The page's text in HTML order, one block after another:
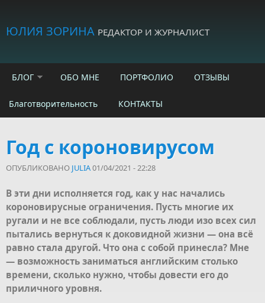
ЮЛИЯ ЗОРИНА РЕДАКТОР И ЖУРНАЛИСТ
БЛОГ ОБО МНЕ ПОРТФОЛИО ОТЗЫВЫ
Благотворительность КОНТАКТЫ
Год с короновирусом
ОПУБЛИКОВАНО JULIA01/04/2021 - 22:28
В эти дни исполняется год, как у нас начались
короновирусные ограничения. Пусть многие их
ругали и не все соблюдали, пусть люди изо всех сил
пытались вернуться к доковидной жизни — она всё
равно стала другой. Что она с собой принесла? Мне
— возможность заниматься английским столько
времени, сколько нужно, чтобы довести его до
приличного уровня.